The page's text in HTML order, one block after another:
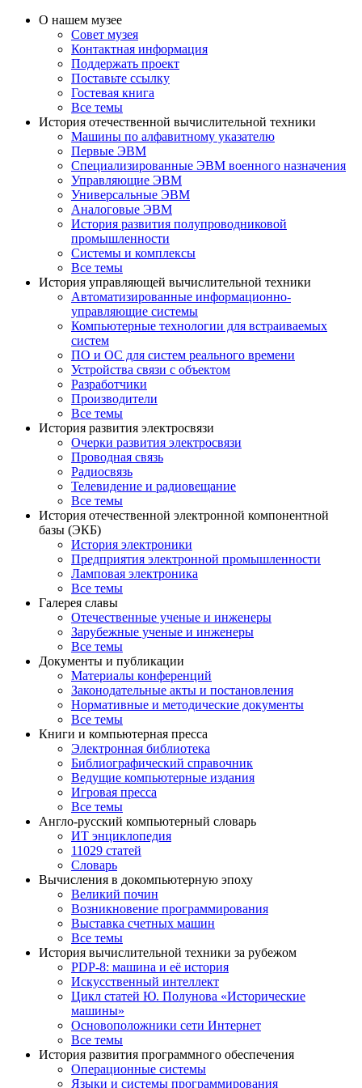
О нашем музее
Совет музея
Контактная информация
Поддержать проект
Поставьте ссылку
Гостевая книга
Все темы
История отечественной вычислительной техники
Машины по алфавитному указателю
Первые ЭВМ
Специализированные ЭВМ военного назначения
Управляющие ЭВМ
Универсальные ЭВМ
Аналоговые ЭВМ
История развития полупроводниковой
промышленности
Системы и комплексы
Все темы
История управляющей вычислительной техники
Автоматизированные информационно-
управляющие системы
Компьютерные технологии для встраиваемых
систем
ПО и ОС для систем реального времени
Устройства связи с объектом
Разработчики
Производители
Все темы
История развития электросвязи
Очерки развития электросвязи
Проводная связь
Радиосвязь
Телевидение и радиовещание
Все темы
История отечественной электронной компонентной
базы (ЭКБ)
История электроники
Предприятия электронной промышленности
Ламповая электроника
Все темы
Галерея славы
Отечественные ученые и инженеры
Зарубежные ученые и инженеры
Все темы
Документы и публикации
Материалы конференций
Законодательные акты и постановления
Нормативные и методические документы
Все темы
Книги и компьютерная пресса
Электронная библиотека
Библиографический справочник
Ведущие компьютерные издания
Игровая пресса
Все темы
Англо-русский компьютерный словарь
ИТ энциклопедия
11029 статей
Словарь
Вычисления в докомпьютерную эпоху
Великий почин
Возникновение программирования
Выставка счетных машин
Все темы
История вычислительной техники за рубежом
PDP-8: машина и её история
Искусственный интеллект
Цикл статей Ю. Полунова «Исторические
машины»
Основоположники сети Интернет
Все темы
История развития программного обеспечения
Операционные системы
Языки и системы программирования